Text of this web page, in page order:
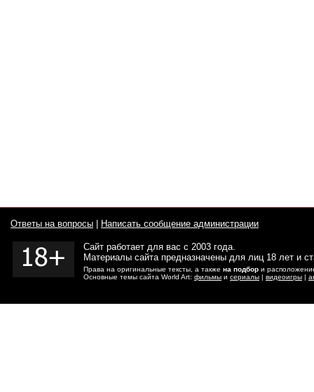
Ответы на вопросы Написать сообщение администрации
Сайт работает для вас с 2003 года.
Материалы сайта предназначены для лиц 18 лет и
Права на оригинальные тексты, а также на подбор и
Основные темы сайта World Art: фильмы и сериалы | видеоигры |